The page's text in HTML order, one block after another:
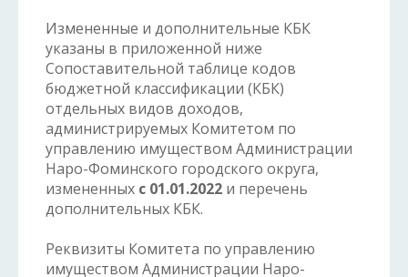
Измененные и дополнительные КБК
указаны в приложенной ниже
Сопоставительной таблице кодов
бюджетной классификации (КБК)
отдельных видов доходов,
администрируемых Комитетом по
управлению имуществом Администрации
Наро-Фоминского городского округа,
измененных с 01.01.2022 и перечень
дополнительных КБК.
Реквизиты Комитета по управлению
имуществом Администрации Наро-